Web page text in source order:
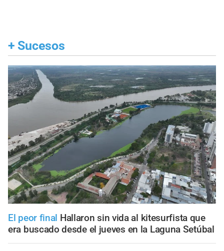
+ Sucesos
El peor final Hallaron sin vida al kitesurfista que
era buscado desde el jueves en la Laguna Setúbal